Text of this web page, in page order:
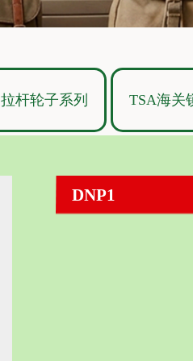
拉杆轮子系列 TSA海关
DNP1